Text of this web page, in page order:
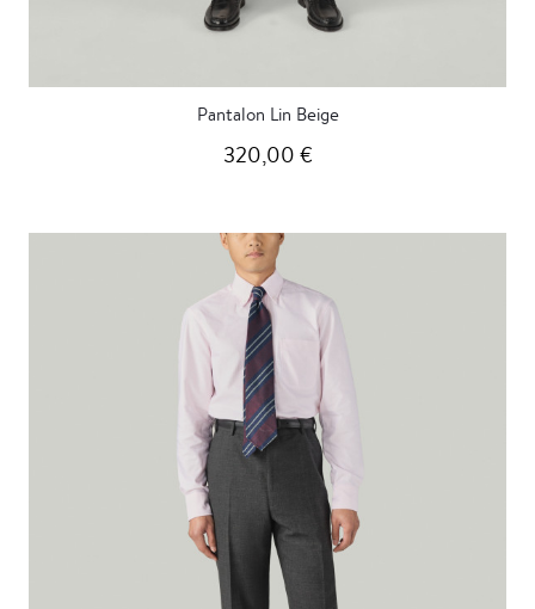
Pantalon Lin Beige
320,00 €